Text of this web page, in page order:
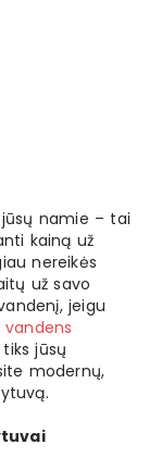
namie – tai
kainą už
nereikės
už savo
jeigu
vandens
jūsų
modernų,